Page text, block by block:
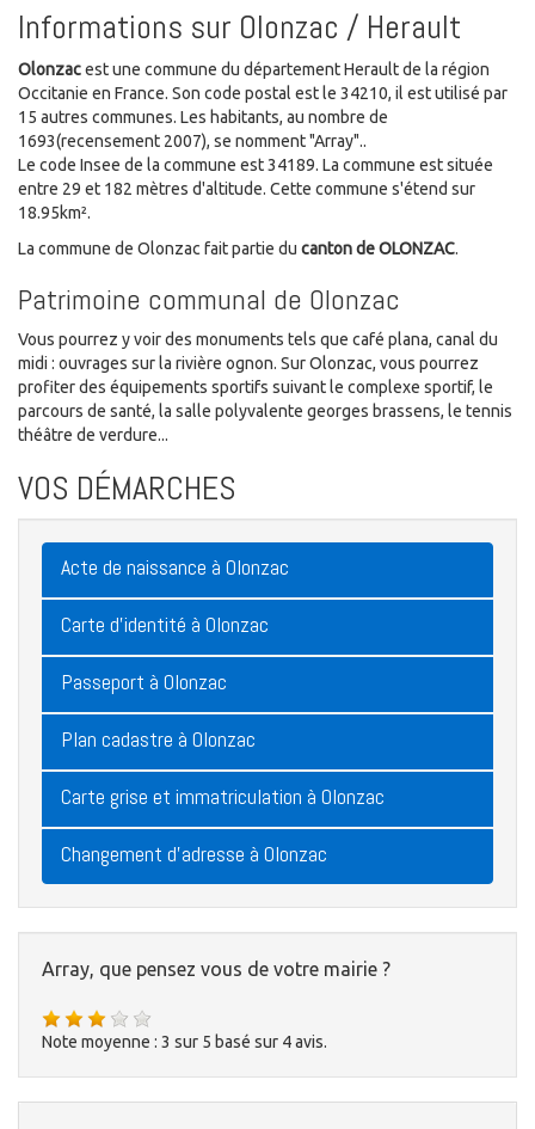
Informations sur Olonzac / Herault
Olonzacest une commune du département Herault de la région
Occitanie en France. Son code postal est le 34210, il est utilisé par
15 autres communes. Les habitants, au nombre de
1693(recensement 2007), se nomment "Array"..
Le code Insee de la commune est 34189. La commune est située
entre 29 et 182 mètres d'altitude. Cette commune s'étend sur
18.95km².
La commune de Olonzac fait partie du canton de OLONZAC.
Patrimoine communal de Olonzac
Vous pourrez y voir des monuments tels que café plana, canal du
midi : ouvrages sur la rivière ognon. Sur Olonzac, vous pourrez
profiter des équipements sportifs suivant le complexe sportif, le
parcours de santé, la salle polyvalente georges brassens, le tennis
théâtre de verdure...
VOS DÉMARCHES
Acte de naissance à Olonzac
Carte d'identité à Olonzac
Passeport à Olonzac
Plan cadastre à Olonzac
Carte grise et immatriculation à Olonzac
Changement d'adresse à Olonzac
Array, que pensez vous de votre mairie ?
Note moyenne : 3 sur 5 basé sur 4avis.